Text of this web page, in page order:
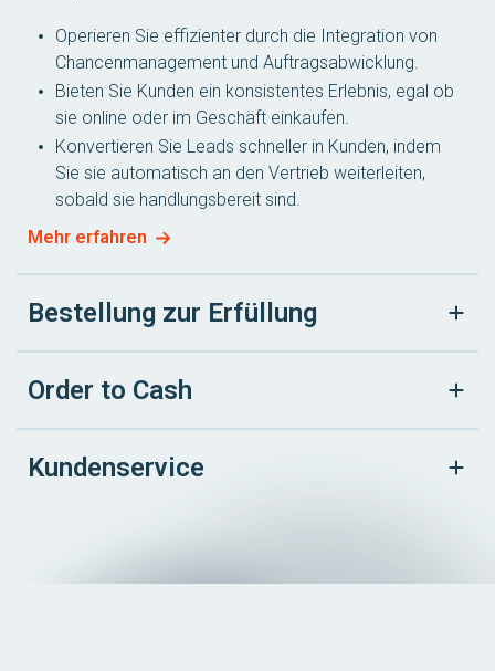
Operieren Sie effizienter durch die Integration von
Chancenmanagement und Auftragsabwicklung.
Bieten Sie Kunden ein konsistentes Erlebnis, egal ob
sie online oder im Geschäft einkaufen.
Konvertieren Sie Leads schneller in Kunden, indem
Sie sie automatisch an den Vertrieb weiterleiten,
sobald sie handlungsbereit sind.
Mehr erfahren
Bestellung zur Erfüllung
Order to Cash
Kundenservice